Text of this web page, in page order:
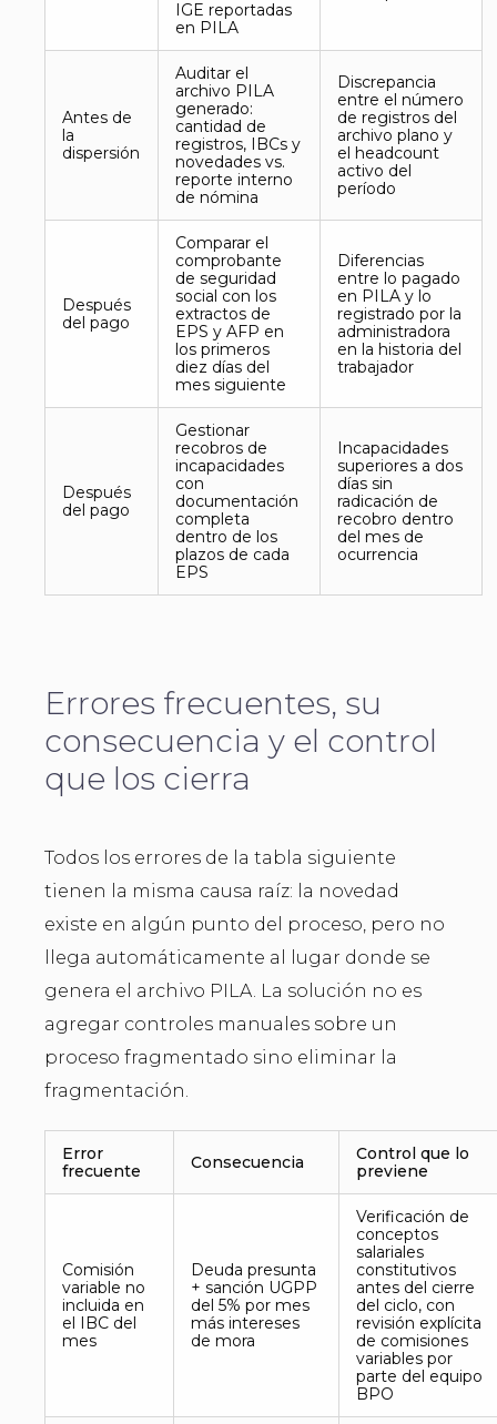
IGE reportadas
en PILA
Antes de
la
dispersión
Auditar el
archivo PILA
generado:
cantidad de
registros, IBCs y
novedades vs.
reporte interno
de nómina
Discrepancia
entre el número
de registros del
archivo plano y
el headcount
activo del
período
Después
del pago
Comparar el
comprobante
de seguridad
social con los
extractos de
EPS y AFP en
los primeros
diez días del
mes siguiente
Diferencias
entre lo pagado
en PILA y lo
registrado por la
administradora
en la historia del
trabajador
Después
del pago
Gestionar
recobros de
incapacidades
con
documentación
completa
dentro de los
plazos de cada
EPS
Incapacidades
superiores a dos
días sin
radicación de
recobro dentro
del mes de
ocurrencia
Errores frecuentes, su
consecuencia y el control
que los cierra
Todos los errores de la tabla siguiente
tienen la misma causa raíz: la novedad
existe en algún punto del proceso, pero no
llega automáticamente al lugar donde se
genera el archivo PILA. La solución no es
agregar controles manuales sobre un
proceso fragmentado sino eliminar la
fragmentación.
Error
frecuente
Consecuencia
Control que lo
previene
Comisión
variable no
incluida en
el IBC del
mes
Deuda presunta
+ sanción UGPP
del 5% por mes
más intereses
de mora
Verificación de
conceptos
salariales
constitutivos
antes del cierre
del ciclo, con
revisión explícita
de comisiones
variables por
parte del equipo
BPO